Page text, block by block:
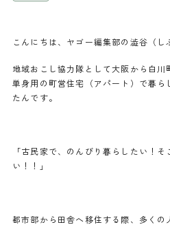
こんにちは、ヤゴー編集部の澁谷（し
地域おこし協力隊として大阪から白川
単身用の町営住宅（アパート）で暮
たんです。
「古民家で、のんびり暮らしたい！
い！！」
都市部から田舎へ移住する際、多くの